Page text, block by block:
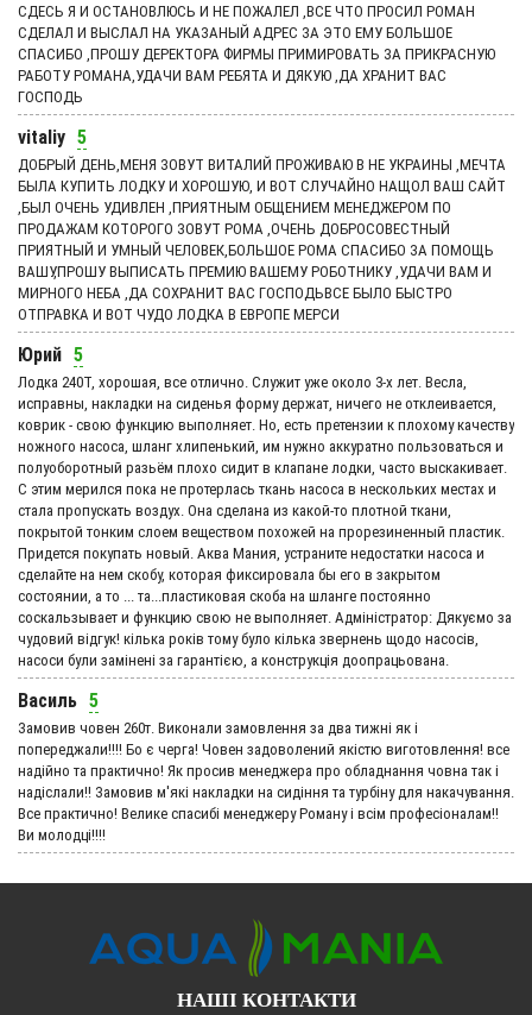
СДЕСЬ Я И ОСТАНОВЛЮСЬ И НЕ ПОЖАЛЕЛ ,ВСЕ ЧТО ПРОСИЛ РОМАН
СДЕЛАЛ И ВЫСЛАЛ НА УКАЗАНЫЙ АДРЕС ЗА ЭТО ЕМУ БОЛЬШОЕ
СПАСИБО ,ПРОШУ ДЕРЕКТОРА ФИРМЫ ПРИМИРОВАТЬ ЗА ПРИКРАСНУЮ
РАБОТУ РОМАНА,УДАЧИ ВАМ РЕБЯТА И ДЯКУЮ ,ДА ХРАНИТ ВАС
ГОСПОДЬ
vitaliy 5
ДОБРЫЙ ДЕНЬ,МЕНЯ ЗОВУТ ВИТАЛИЙ ПРОЖИВАЮ В НЕ УКРАИНЫ ,МЕЧТА
БЫЛА КУПИТЬ ЛОДКУ И ХОРОШУЮ, И ВОТ СЛУЧАЙНО НАЩОЛ ВАШ САЙТ
,БЫЛ ОЧЕНЬ УДИВЛЕН ,ПРИЯТНЫМ ОБЩЕНИЕМ МЕНЕДЖЕРОМ ПО
ПРОДАЖАМ КОТОРОГО ЗОВУТ РОМА ,ОЧЕНЬ ДОБРОСОВЕСТНЫЙ
ПРИЯТНЫЙ И УМНЫЙ ЧЕЛОВЕК,БОЛЬШОЕ РОМА СПАСИБО ЗА ПОМОЩЬ
ВАШУ,ПРОШУ ВЫПИСАТЬ ПРЕМИЮ ВАШЕМУ РОБОТНИКУ ,УДАЧИ ВАМ И
МИРНОГО НЕБА ,ДА СОХРАНИТ ВАС ГОСПОДЬВСЕ БЫЛО БЫСТРО
ОТПРАВКА И ВОТ ЧУДО ЛОДКА В ЕВРОПЕ МЕРСИ
Юрий 5
Лодка 240Т, хорошая, все отлично. Служит уже около 3-х лет. Весла,
исправны, накладки на сиденья форму держат, ничего не отклеивается,
коврик - свою функцию выполняет. Но, есть претензии к плохому качеству
ножного насоса, шланг хлипенький, им нужно аккуратно пользоваться и
полуоборотный разьём плохо сидит в клапане лодки, часто выскакивает.
С этим мерился пока не протерлась ткань насоса в нескольких местах и
стала пропускать воздух. Она сделана из какой-то плотной ткани,
покрытой тонким слоем веществом похожей на прорезиненный пластик.
Придется покупать новый. Аква Мания, устраните недостатки насоса и
сделайте на нем скобу, которая фиксировала бы его в закрытом
состоянии, а то ... та...пластиковая скоба на шланге постоянно
соскальзывает и функцию свою не выполняет. Адмiнiстратор: Дякуємо за
чудовий вiдгук! кілька років тому було кілька звернень щодо насосів,
насоси були замінені за гарантією, а конструкція доопрацьована.
Василь 5
Замовив човен 260т. Виконали замовлення за два тижні як і
попереджали!!!! Бо є черга! Човен задоволений якістю виготовлення! все
надійно та практично! Як просив менеджера про обладнання човна так і
надіслали!! Замовив м'які накладки на сидіння та турбіну для накачування.
Все практично! Велике спасибі менеджеру Роману і всім професіоналам!!
Ви молодці!!!!
НАШІ КОНТАКТИ